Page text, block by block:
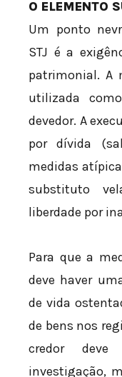
O ELEMENTO
Um ponto
STJ é a
patrimonial. A
utilizada
devedor. A
por dívida
medidas
substituto
liberdade por
Para que a
deve haver
de vida
de bens nos
credor deve
investigação,